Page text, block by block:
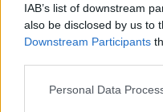
IAB’s list of downstream
also be disclosed by us to
Downstream Participants
Please note that this
Personal Data